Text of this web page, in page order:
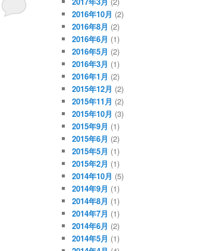
2016年10月 (2)
2016年8月 (2)
2016年6月 (1)
2016年5月 (2)
2016年3月 (1)
2016年1月 (2)
2015年12月 (2)
2015年11月 (2)
2015年10月 (3)
2015年9月 (1)
2015年6月 (2)
2015年5月 (1)
2015年2月 (1)
2014年10月 (5)
2014年9月 (1)
2014年8月 (1)
2014年7月 (1)
2014年6月 (2)
2014年5月 (1)